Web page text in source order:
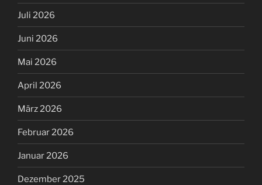
Juli 2026
Juni 2026
Mai 2026
April 2026
März 2026
Februar 2026
Januar 2026
Dezember 2025